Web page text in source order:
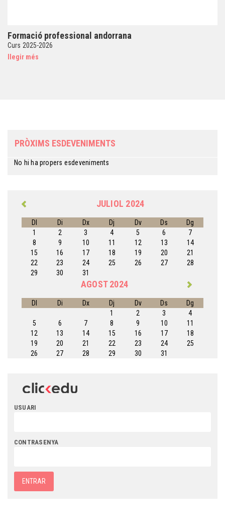
Formació professional andorrana
Curs 2025-2026
llegir més
PRÒXIMS ESDEVENIMENTS
No hi ha propers esdeveniments
JULIOL 2024
Dl Di Dx Dj Dv Ds
Dg
1
2 3 4 5 6
7
8
9 10 11 12 13
14
15
16 17 18 19 20
21
22
23 24 25 26 27
28
29
30 31
AGOST 2024
Dl Di Dx Dj Dv Ds
Dg
1
2 3
4
5
6 7 8 9 10
11
12
13 14 15 16 17
18
19
20 21 22 23 24
25
26
27 28 29 30 31
USUARI
CONTRASENYA